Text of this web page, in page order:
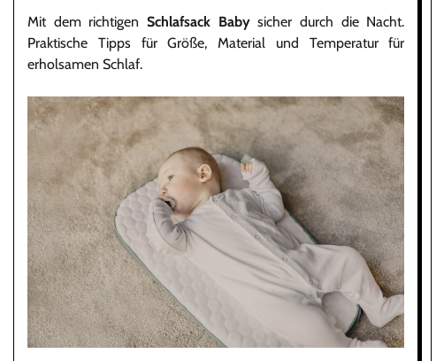
Mit dem richtigenSchlafsack Babysicher durch die Nacht.
Praktische Tipps für Größe, Material und Temperatur für
erholsamen Schlaf.